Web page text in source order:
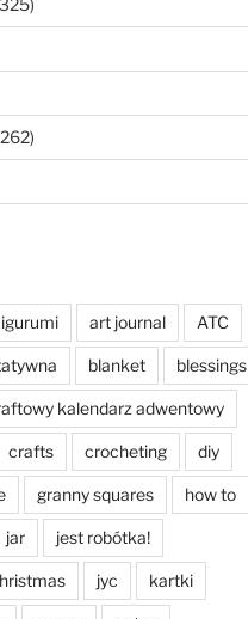
art journal ATC
blanket blessings
kalendarz adwentowy
crafts crocheting diy
granny squares how to
jar jest robótka!
jyc kartki